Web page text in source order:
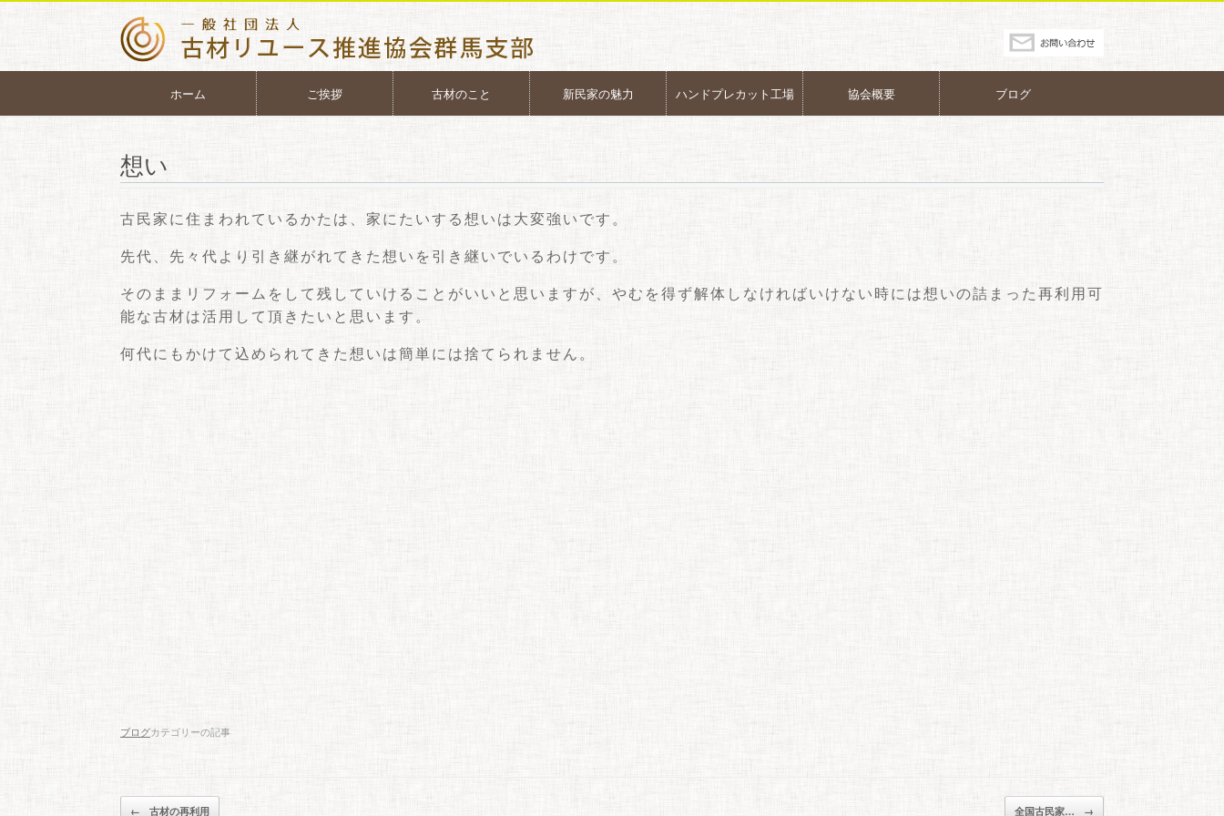
ホーム ご挨拶 古材のこと 新民家の魅力 ハンドプレカット工場 協会概要 ブログ
想い
古民家に住まわれているかたは、家にたいする想いは大変強いです。
先代、先々代より引き継がれてきた想いを引き継いでいるわけです。
そのままリフォームをして残していけることがいいと思いますが、やむを得ず解体しなければいけない時には想いの詰まった再利用可
能な古材は活用して頂きたいと思います。
何代にもかけて込められてきた想いは簡単には捨てられません。
ブログカテゴリーの記事
投稿ナビゲーション
← 古材の再利用 全国古民家… →